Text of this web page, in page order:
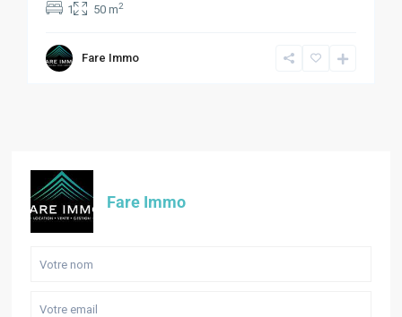
1 50 m2
Fare Immo
Fare Immo